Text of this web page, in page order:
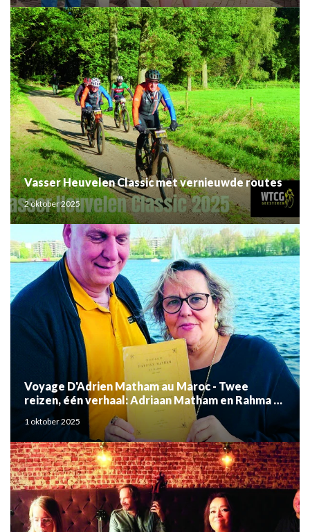
Vasser Heuvelen Classic met vernieuwde routes
2 oktober 2025
Voyage D'Adrien Matham au Maroc - Twee
reizen, één verhaal: Adriaan Matham en Rahma el
Mouden
1 oktober 2025